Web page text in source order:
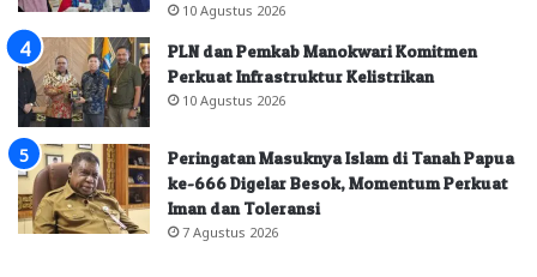
10 Agustus 2026
PLN dan Pemkab Manokwari Komitmen
Perkuat Infrastruktur Kelistrikan
10 Agustus 2026
Peringatan Masuknya Islam di Tanah Papua
ke-666 Digelar Besok, Momentum Perkuat
Iman dan Toleransi
7 Agustus 2026